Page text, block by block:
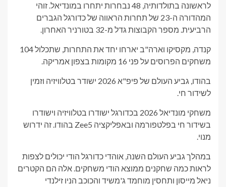
לראשונה בתולדותיה, 48 נבחרות יתחרו במונדיאל. זוהי
המהדורה ה-23 של תחרות הראווה של כדורגל הגברים
הרביעית. מספר הקבוצות גדל מ-32 בטורניר האחרון.
קנדה, מקסיקו וארה"ב יארחו יחד את התחרות, שתכלול 104
משחקים הפרוסים על פני 16 מקומות בצפון אמריקה.
בהודו, גביע העולם של פיפ"א 2026 ישודר בטלוויזיה וזמין
לשידור חי.
משחקי מונדיאל 2026 בכדורגל ישודרו בטלוויזיה וישודרו
בשידור חי בפלטפורמה ובאפליקציה Zee5 בהודו. זה ידרוש
מנוי.
במהלך גביע העולם השנה, אוהדי כדורגל הודי יכולים לצפות
לראות כמה שחקנים ממוצא הודי משחקים. אלה הם הקטרים ​​
ניאל מייסון ותחסין מוחמד ג'משיד והכוכב הניו זילנדי